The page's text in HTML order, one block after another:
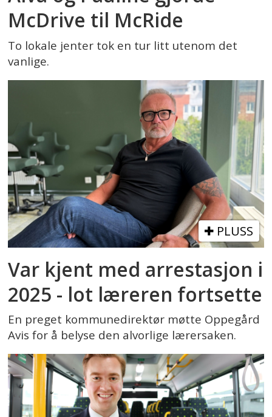
McDrive til McRide
To lokale jenter tok en tur litt utenom det
vanlige.
PLUSS
Var kjent med arrestasjon i
2025 - lot læreren fortsette
En preget kommunedirektør møtte Oppegård
Avis for å belyse den alvorlige lærersaken.